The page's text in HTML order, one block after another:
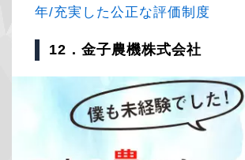
年/充実した公正な評価制度
12．金子農機株式会社